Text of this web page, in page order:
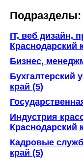
Подразделы:
IT, веб дизайн,
Краснодарский
Бизнес,
Бухгалтерский
край (5)
Индустрия
Краснодарский
Кадровые
край (5)